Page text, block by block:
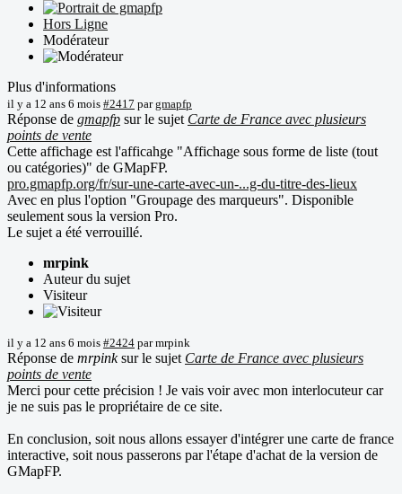
Hors Ligne
Modérateur
Plus d'informations
il y a 12 ans 6 mois #2417 pargmapfp
Réponse de gmapfp sur le sujet Carte de France avec plusieurs
points de vente
Cette affichage est l'afficahge "Affichage sous forme de liste (tout
ou catégories)" de GMapFP.
pro.gmapfp.org/fr/sur-une-carte-avec-un-...g-du-titre-des-lieux
Avec en plus l'option "Groupage des marqueurs". Disponible
seulement sous la version Pro.
Le sujet a été verrouillé.
mrpink
Auteur du sujet
Visiteur
il y a 12 ans 6 mois #2424 parmrpink
Réponse de mrpinksur le sujet Carte de France avec plusieurs
points de vente
Merci pour cette précision ! Je vais voir avec mon interlocuteur car
je ne suis pas le propriétaire de ce site.
En conclusion, soit nous allons essayer d'intégrer une carte de france
interactive, soit nous passerons par l'étape d'achat de la version de
GMapFP.